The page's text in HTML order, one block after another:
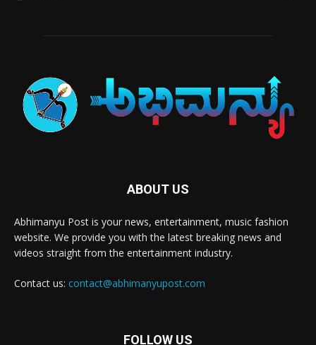
ABOUT US
Abhimanyu Post is your news, entertainment, music fashion
website. We provide you with the latest breaking news and
videos straight from the entertainment industry.
Contact us: contact@abhimanyupost.com
FOLLOW US